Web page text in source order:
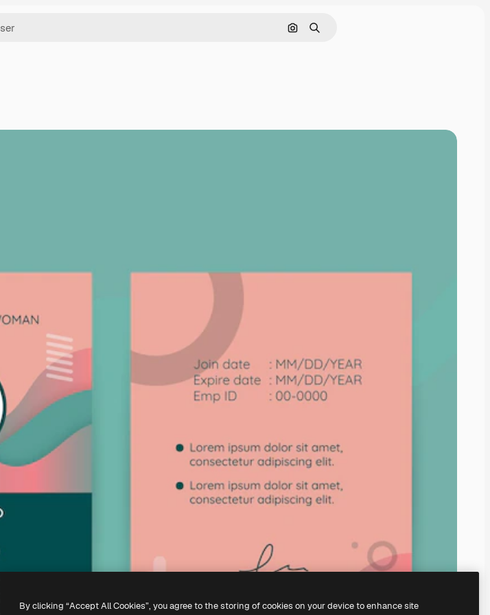
Pesquisar por imagem
Buscar
By clicking “Accept All Cookies”, you agree to the storing of cookies on your device to enhance site